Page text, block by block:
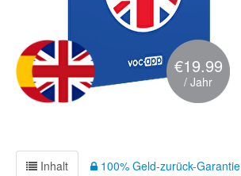
€19.99
/ Jahr
Inhalt 100% Geld-zurück-Garantie